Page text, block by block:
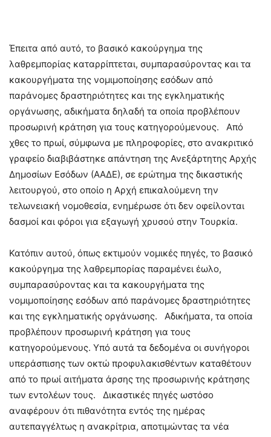
Έπειτα από αυτό, το βασικό κακούργημα της
λαθρεμπορίας καταρρίπτεται, συμπαρασύροντας και τα
κακουργήματα της νομιμοποίησης εσόδων από
παράνομες δραστηριότητες και της εγκληματικής
οργάνωσης, αδικήματα δηλαδή τα οποία προβλέπουν
προσωρινή κράτηση για τους κατηγορούμενους. Από
χθες το πρωί, σύμφωνα με πληροφορίες, στο ανακριτικό
γραφείο διαβιβάστηκε απάντηση της Ανεξάρτητης Αρχής
Δημοσίων Εσόδων (ΑΑΔΕ), σε ερώτημα της δικαστικής
λειτουργού, στο οποίο η Αρχή επικαλούμενη την
τελωνειακή νομοθεσία, ενημέρωσε ότι δεν οφείλονται
δασμοί και φόροι για εξαγωγή χρυσού στην Τουρκία.
Κατόπιν αυτού, όπως εκτιμούν νομικές πηγές, το βασικό
κακούργημα της λαθρεμπορίας παραμένει έωλο,
συμπαρασύροντας και τα κακουργήματα της
νομιμοποίησης εσόδων από παράνομες δραστηριότητες
και της εγκληματικής οργάνωσης. Αδικήματα, τα οποία
προβλέπουν προσωρινή κράτηση για τους
κατηγορούμενους. Υπό αυτά τα δεδομένα οι συνήγοροι
υπεράσπισης των οκτώ προφυλακισθέντων καταθέτουν
από το πρωί αιτήματα άρσης της προσωρινής κράτησης
των εντολέων τους. Δικαστικές πηγές ωστόσο
αναφέρουν ότι πιθανότητα εντός της ημέρας
αυτεπαγγέλτως η ανακρίτρια, αποτιμώντας τα νέα